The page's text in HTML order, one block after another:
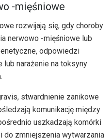
-mięśniowe
rozwijają się, gdy choroby
nerwowo -mięśniowe lub
odpowiedzi
lub narażenie na toksyny
stwardnienie zanikowe
komunikację między
uszkadzają komórki
do zmniejszenia wytwarzania